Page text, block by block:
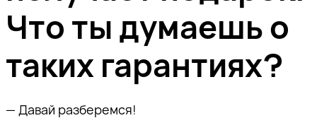
Что ты думаешь о
таких гарантиях?
— Давай разберемся!